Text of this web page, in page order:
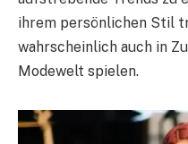
ihrem persönlichen Stil
wahrscheinlich auch in
Modewelt spielen.